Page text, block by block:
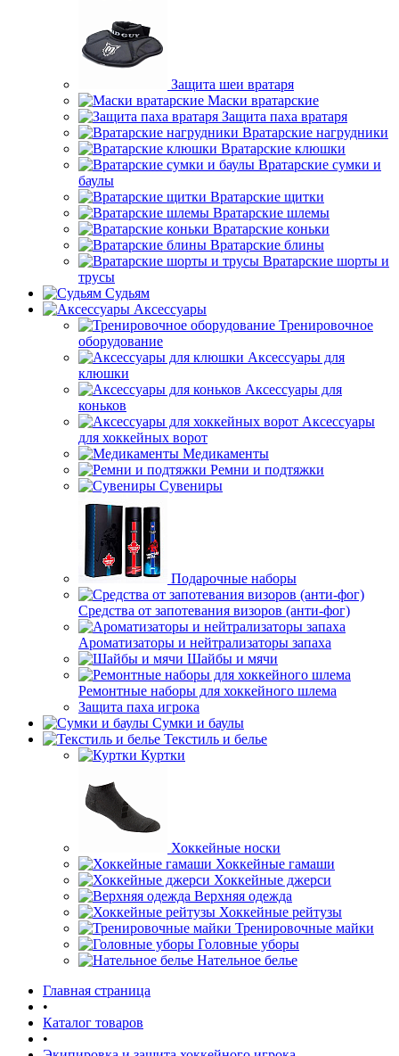
Защита шеи вратаря
Маски вратарские
Защита паха вратаря
Вратарские нагрудники
Вратарские клюшки
Вратарские сумки и
баулы
Вратарские щитки
Вратарские шлемы
Вратарские коньки
Вратарские блины
Вратарские шорты и
трусы
Судьям
Аксессуары
Тренировочное
оборудование
Аксессуары для
клюшки
Аксессуары для
коньков
Аксессуары
для хоккейных ворот
Медикаменты
Ремни и подтяжки
Сувениры
Подарочные наборы
Средства от запотевания визоров (анти-фог)
Ароматизаторы и нейтрализаторы запаха
Шайбы и мячи
Ремонтные наборы для хоккейного шлема
Защита паха игрока
Сумки и баулы
Текстиль и белье
Куртки
Хоккейные носки
Хоккейные гамаши
Хоккейные джерси
Верхняя одежда
Хоккейные рейтузы
Тренировочные майки
Головные уборы
Нательное белье
Главная страница
•
Каталог товаров
•